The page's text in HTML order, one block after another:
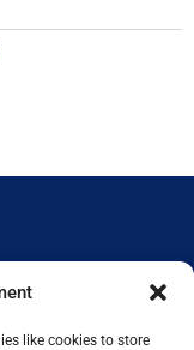
like cookies to store